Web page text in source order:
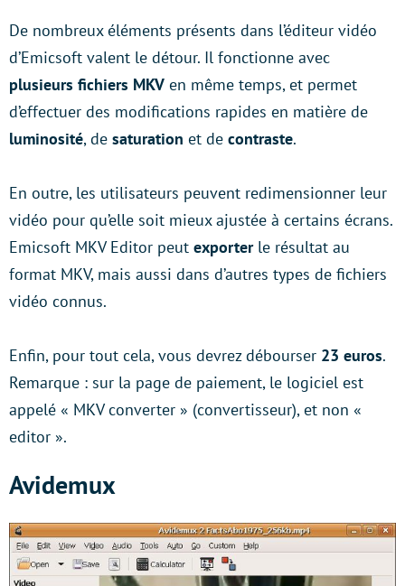
De nombreux éléments présents dans l’éditeur vidéo
d’Emicsoft valent le détour. Il fonctionne avec
plusieurs fichiers MKV en même temps, et permet
d’effectuer des modifications rapides en matière de
luminosité, de saturation et de contraste.
En outre, les utilisateurs peuvent redimensionner leur
vidéo pour qu’elle soit mieux ajustée à certains écrans.
Emicsoft MKV Editor peut exporterle résultat au
format MKV, mais aussi dans d’autres types de fichiers
vidéo connus.
Enfin, pour tout cela, vous devrez débourser 23 euros.
Remarque : sur la page de paiement, le logiciel est
appelé « MKV converter » (convertisseur), et non «
editor ».
Avidemux